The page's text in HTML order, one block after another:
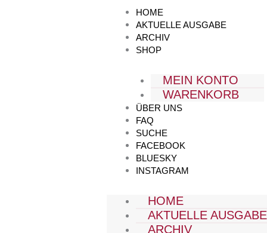
HOME
AKTUELLE AUSGABE
ARCHIV
SHOP
MEIN KONTO
WARENKORB
ÜBER UNS
FAQ
SUCHE
FACEBOOK
BLUESKY
INSTAGRAM
HOME
AKTUELLE AUSGABE
ARCHIV